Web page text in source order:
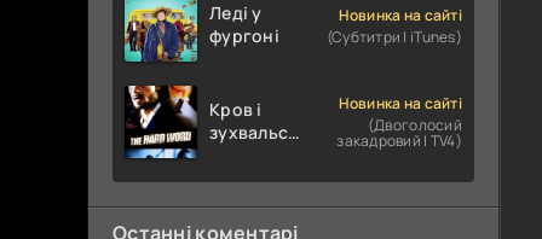
Леді у
фургоні
Новинка на сайті
(Субтитри | iTunes)
Кров і
зухвальство
пограбування
Новинка на сайті
(Двоголосий
закадровий | TV4)
Останні коментарі